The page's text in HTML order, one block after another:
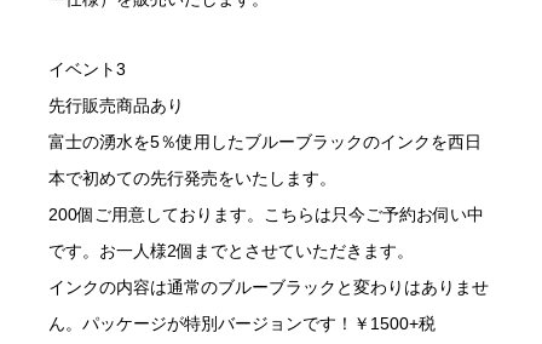
イベント3
先行販売商品あり
富士の湧水を5％使用したブルーブラックのインクを西日
本で初めての先行発売をいたします。
200個ご用意しております。こちらは只今ご予約お伺い中
です。お一人様2個までとさせていただきます。
インクの内容は通常のブルーブラックと変わりはありませ
ん。パッケージが特別バージョンです！￥1500+税